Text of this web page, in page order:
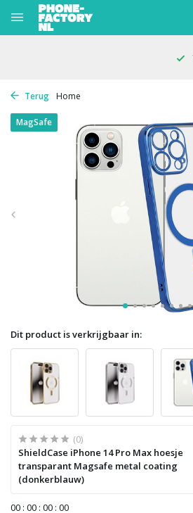
100 dagen
Terug Home
MagSafe
Dit product is verkrijgbaar in:
(0)
ShieldCase iPhone 14 Pro Max hoesje
transparant Magsafe metal coating
(donkerblauw)
00 : 00 : 00 : 00